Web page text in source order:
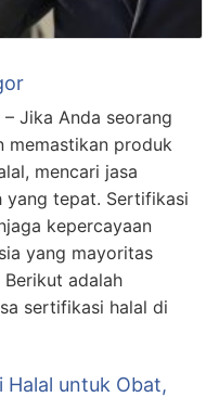
Jika Anda seorang
memastikan produk
mencari jasa
yang tepat. Sertifikasi
kepercayaan
yang mayoritas
adalah
sertifikasi halal di
untuk Obat,